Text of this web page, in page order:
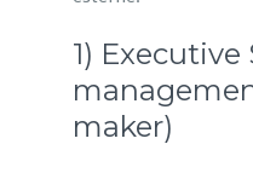
1)
maker)